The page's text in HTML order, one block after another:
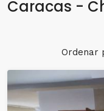
Caracas -
Ordenar